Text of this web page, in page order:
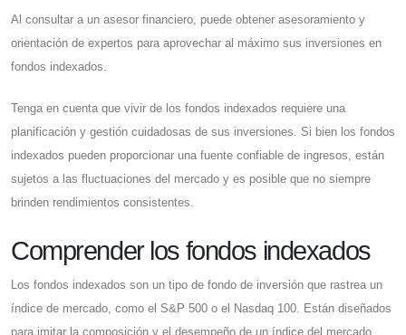
Al consultar a un asesor financiero, puede obtener asesoramiento y
orientación de expertos para aprovechar al máximo sus inversiones en
fondos indexados.
Tenga en cuenta que vivir de los fondos indexados requiere una
planificación y gestión cuidadosas de sus inversiones. Si bien los fondos
indexados pueden proporcionar una fuente confiable de ingresos, están
sujetos a las fluctuaciones del mercado y es posible que no siempre
brinden rendimientos consistentes.
Comprender los fondos indexados
Los fondos indexados son un tipo de fondo de inversión que rastrea un
índice de mercado, como el S&P 500 o el Nasdaq 100. Están diseñados
para imitar la composición y el desempeño de un índice del mercado